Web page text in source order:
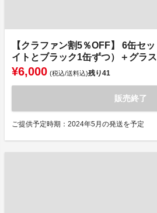
【クラファン割5％OFF】 6缶セ
イトとブラック1缶ずつ）＋グラス
¥6,000 (税込/送料込)残り41
販売終了
ご提供予定時期：2024年5月の発送を予定